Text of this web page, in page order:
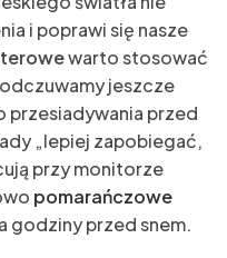
i poprawi się nasze
warto stosować
jeszcze
przesiadywania przed
„lepiej zapobiegać,
przy monitorze
pomarańczowe
godziny przed snem.